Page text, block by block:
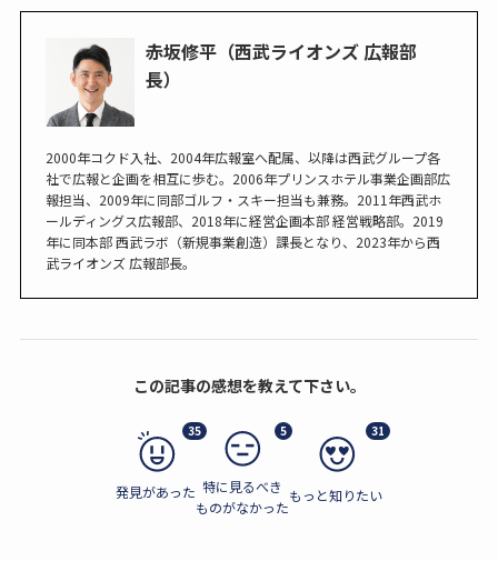
赤坂修平（西武ライオンズ 広報部
長）
2000年コクド入社、2004年広報室へ配属、以降は西武グループ各
社で広報と企画を相互に歩む。2006年プリンスホテル事業企画部広
報担当、2009年に同部ゴルフ・スキー担当も兼務。2011年西武ホ
ールディングス広報部、2018年に経営企画本部 経営戦略部。2019
年に同本部 西武ラボ（新規事業創造）課長となり、2023年から西
武ライオンズ 広報部長。
この記事の感想を教えて下さい。
35
発見があった
5
特に見るべき
ものがなかった
31
もっと知りたい